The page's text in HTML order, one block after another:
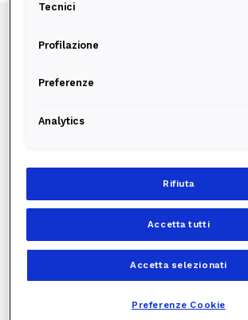
Attiva l'offerta che
fisso per 12 mesi: Edison
più competitiva tra le
I vantaggi Edison Web Gas
ENERGIA SOSTENIBILE
Tecnici
Profilazione
Preferenze
Analytics
Rifiuta
Accetta tutti
Accetta selezionati
Preferenze Cookie